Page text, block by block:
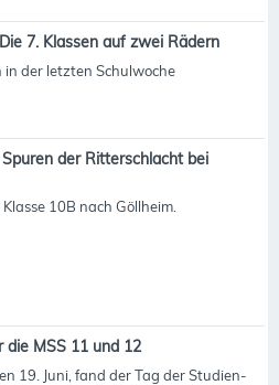
7. Klassen auf zwei Rädern
in der letzten Schulwoche
der Ritterschlacht bei
10B nach Göllheim.
die MSS 11 und 12
19. Juni, fand der Tag der Studien-